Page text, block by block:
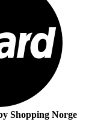
Shopping Norge